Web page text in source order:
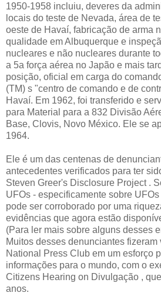
1950-1958 incluiu, deveres da
locais do teste de Nevada, área de
oeste de Havaí, fabricação de arma
qualidade em Albuquerque e
nucleares e não nucleares durante
a 5a força aérea no Japão e mais
posição, oficial em carga do
(TM) s "centro de comando e de
Havaí. Em 1962, foi transferido e
para Material para a 832 Divisão
Base, Clovis, Novo México. Ele se
1964.
Ele é um das centenas de
antecedentes verificados para ter
Steven Greer's Disclosure Project .
UFOs - especificamente sobre
pode ser corroborado por uma
evidências que agora estão
(Para ler mais sobre alguns desses
Muitos desses denunciantes
National Press Club em um esforço
informações para o mundo, com o
Citizens Hearing on Divulgação ,
anos.